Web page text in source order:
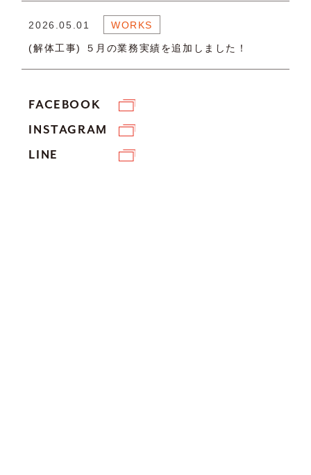
2026.05.01 WORKS
(解体工事) ５月の業務実績を追加しました！
FACEBOOK
INSTAGRAM
LINE